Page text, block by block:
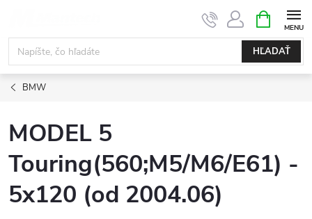
obsah
HĽADAŤ
KOŠÍK
BMW
MODEL 5
Touring(560;M5/M6/E61) -
5x120 (od 2004.06)